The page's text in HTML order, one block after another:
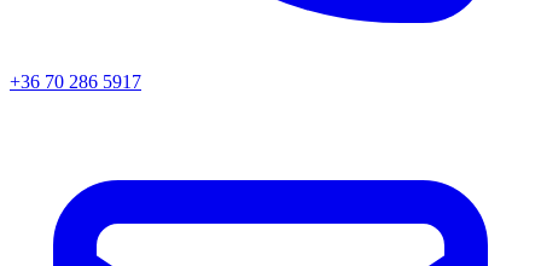
+36 70 286 5917